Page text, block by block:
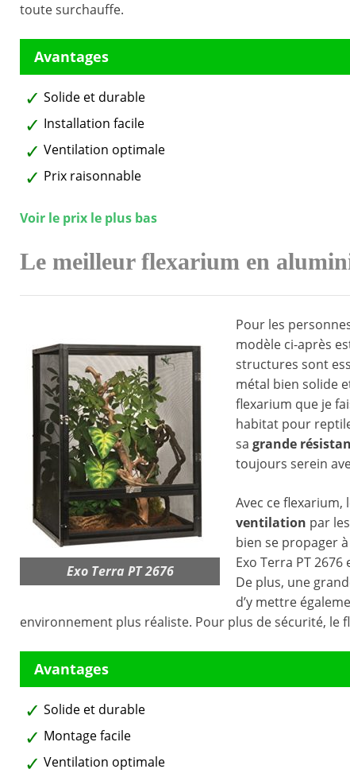
toute surchauffe.
Solide et durable
Installation facile
Ventilation optimale
Prix raisonnable
Voir le prix le plus bas
Le meilleur flexarium en
Exo Terra PT 2676
Pour les
modèle ci-après
structures sont
métal bien solide
flexarium que je
habitat pour
sa grande
toujours serein
Avec ce flexarium,
ventilation par
bien se propager
Exo Terra PT
De plus, une
d’y mettre
environnement plus réaliste. Pour plus de sécurité, le
Solide et durable
Montage facile
Ventilation optimale